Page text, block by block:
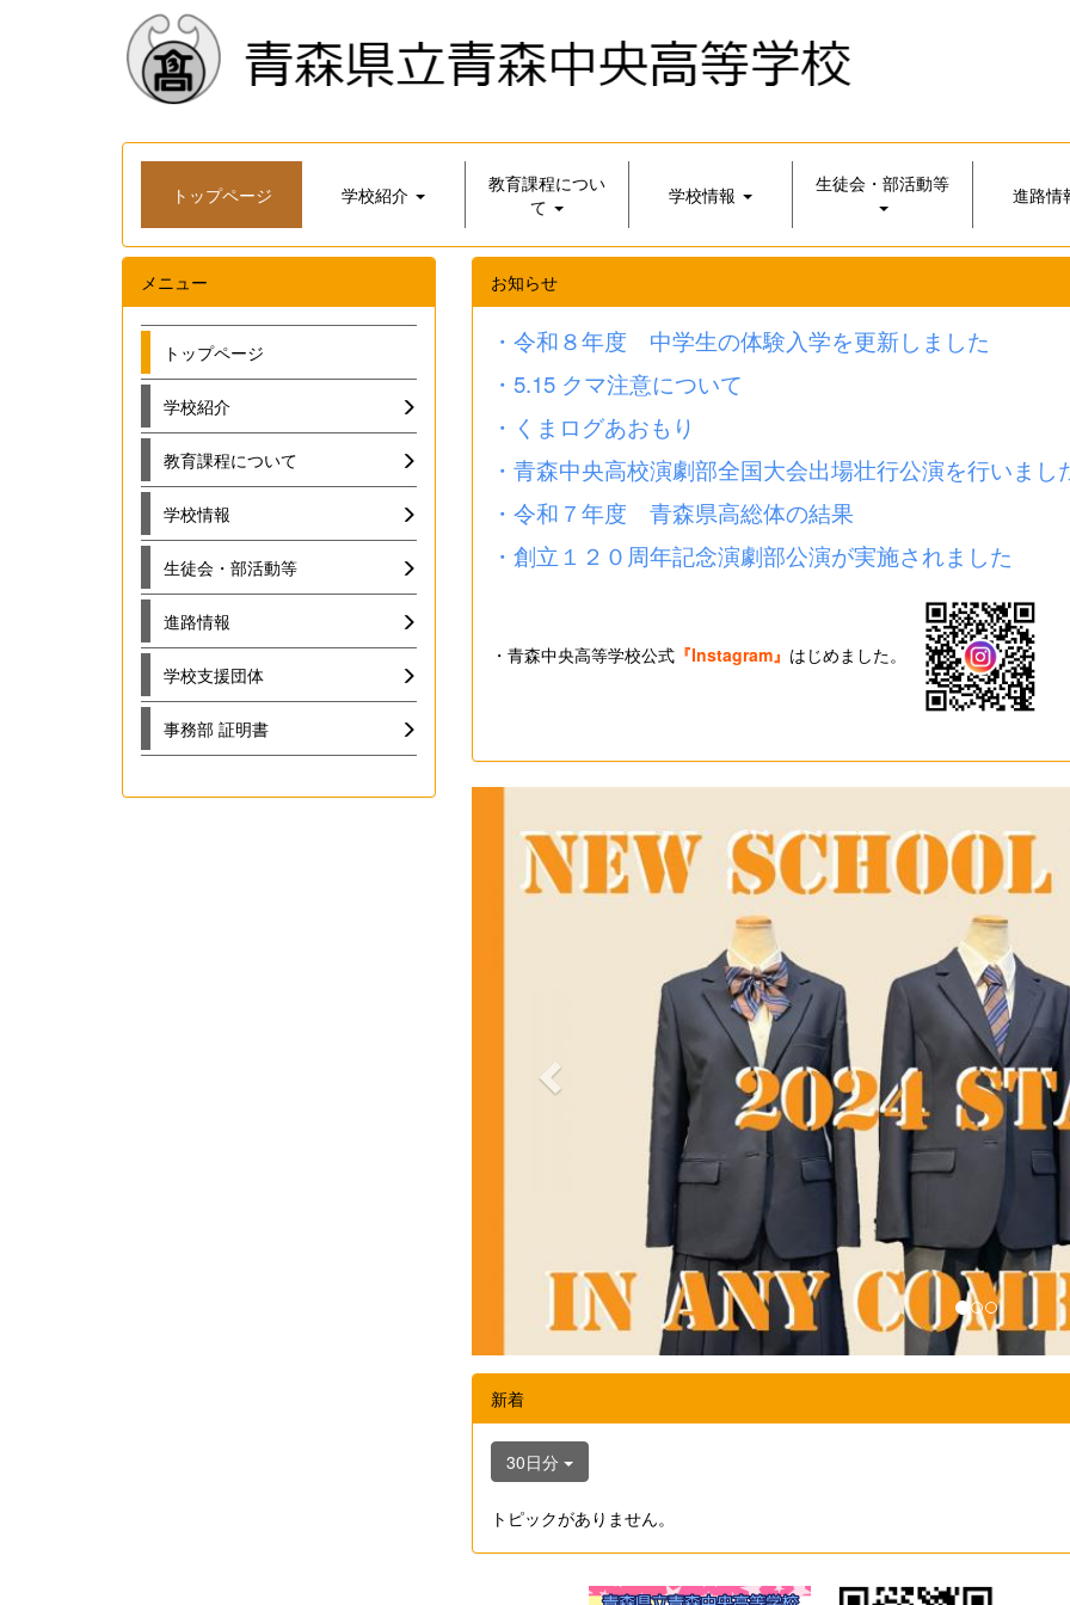
トップページ 学校紹介
教育課程につい
て
学校情報 生徒会・部活動等 進路情
お知らせ
・令和８年度 中学生の体験入学を更新しました
・5.15 クマ注意について
・くまログあおもり
・青森中央高校演劇部全国大会出場壮行公演を行いまし
・令和７年度 青森県高総体の結果
・創立１２０周年記念演劇部公演が実施されました
・青森中央高等学校公式『Instagram』 はじめました。
r
e
v
新着
30日分
トピックがありません。
メニュー
トップページ
学校紹介
教育課程について
学校情報
生徒会・部活動等
進路情報
学校支援団体
事務部 証明書